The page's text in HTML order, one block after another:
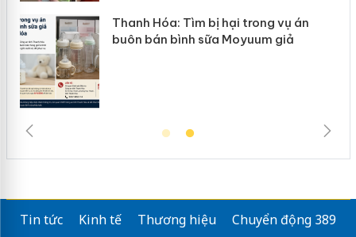
Thanh Hóa: Tìm bị hại trong vụ án
buôn bán bình sữa Moyuum giả
Tin tức Kinh tế Thương hiệu
Chuyển động 389